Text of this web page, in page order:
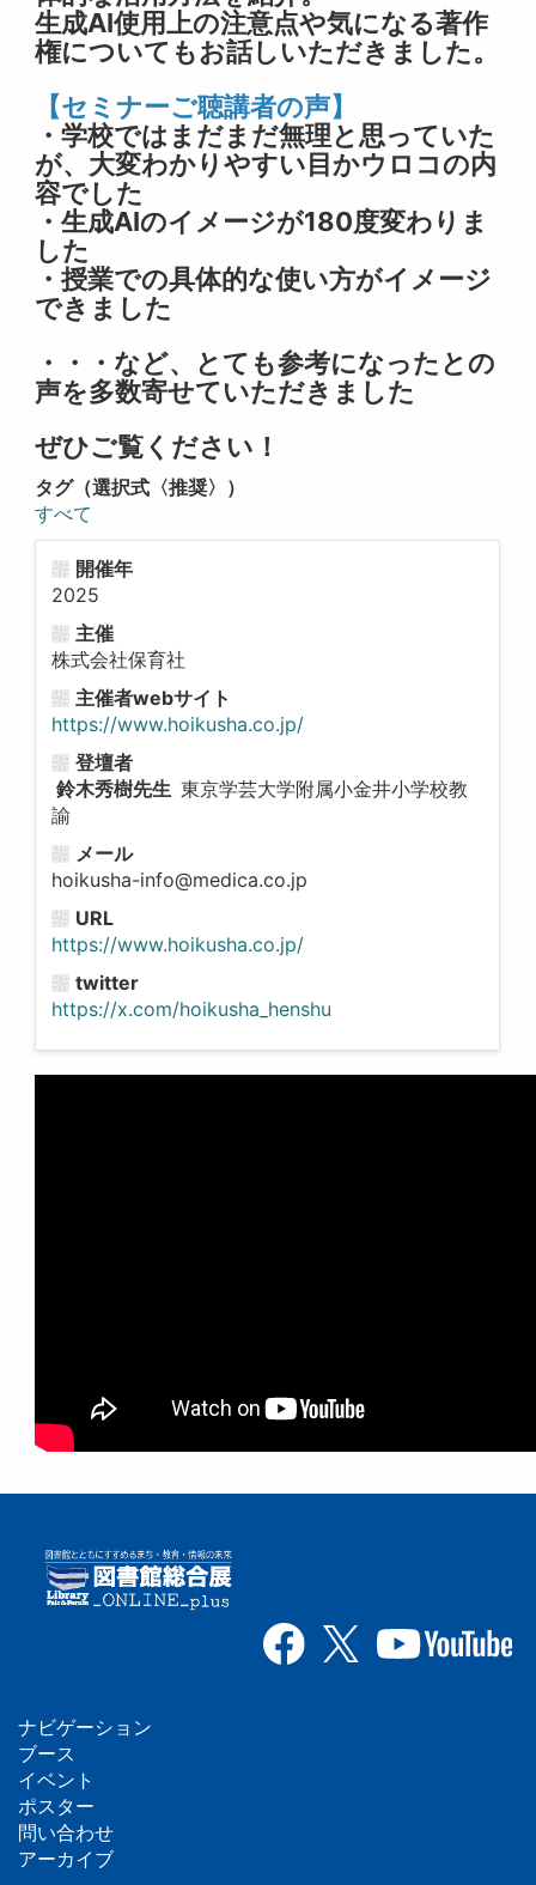
生成AI使用上の注意点や気になる著作
権についてもお話しいただきました。
【セミナーご聴講者の声】
・学校ではまだまだ無理と思っていた
が、大変わかりやすい目かウロコの内
容でした
・生成AIのイメージが180度変わりま
した
・授業での具体的な使い方がイメージ
できました
・・・など、とても参考になったとの
声を多数寄せていただきました
ぜひご覧ください！
タグ（選択式〈推奨〉）
すべて
開催年
2025
主催
株式会社保育社
主催者webサイト
https://www.hoikusha.co.jp/
登壇者
鈴木秀樹先生 東京学芸大学附属小金井小学校教
諭
メール
hoikusha-info@medica.co.jp
URL
https://www.hoikusha.co.jp/
twitter
https://x.com/hoikusha_henshu
フ
ッ
タ
ナビゲーション
ブース
イベント
ポスター
問い合わせ
アーカイブ